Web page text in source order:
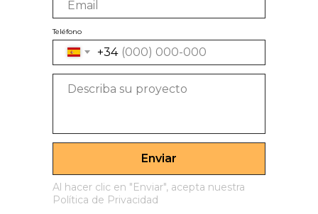
Teléfono
+34
Enviar
Al hacer clic en "Enviar", acepta nuestra
Política de Privacidad